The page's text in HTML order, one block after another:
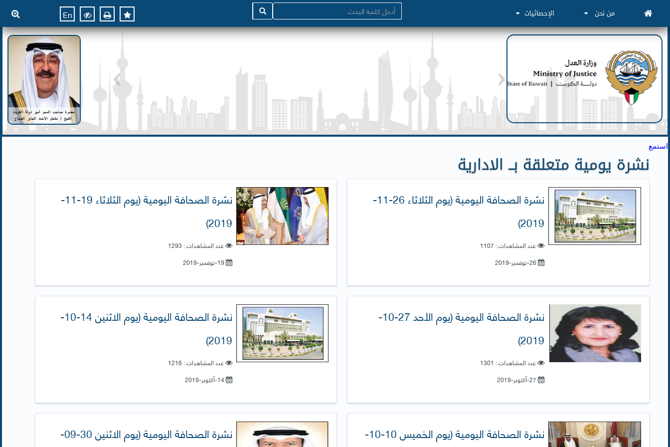
من نحن الإحصائيات En
استمع
نشرة يومية متعلقة بــ الادارية
نشرة الصحافة اليومية (يوم الثلاثاء 26-11-
2019)
عدد المشاهدات : 1107
26-نوفمبر-2019
نشرة الصحافة اليومية (يوم الثلاثاء 19-11-
2019)
عدد المشاهدات : 1293
نشرة الصحافة اليومية (يوم الأحد 27-10-
2019)
عدد المشاهدات : 1301
27-أكتوبر-2019
نشرة الصحافة اليومية (يوم الاثنين 14-10-
2019)
عدد المشاهدات : 1216
14-أكتوبر-2019
نشرة الصحافة اليومية (يوم الخميس 10-10- نشرة الصحافة اليومية (يوم الاثنين 30-09-